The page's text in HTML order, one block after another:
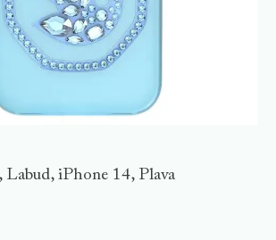
Labud, iPhone 14, Plava